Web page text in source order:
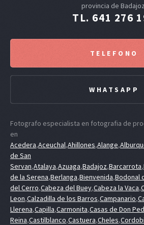
provincia de
TL. 641 276
TELEFONO
WHATSAPP
Fotografo especialista en fotografia de
en
Acedera,Aceuchal,Ahillones,Alange,
de San
Servan,Atalaya,Azuaga,Badajoz,Barcarrota,
de la Serena,Berlanga,Bienvenida,Bodonal
del Cerro,Cabeza del Buey,Cabeza la Vaca,
Leon,Calzadilla de los Barros,Campanario,
Llerena,Capilla,Carmonita,Casas de Don
Reina,Castilblanco,Castuera,Cheles,